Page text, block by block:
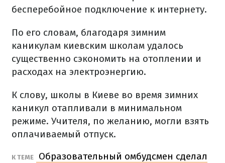
бесперебойное подключение к интернету.
По его словам, благодаря зимним
каникулам киевским школам удалось
существенно сэкономить на отоплении и
расходах на электроэнергию.
К слову, школы в Киеве во время зимних
каникул отапливали в минимальном
режиме. Учителя, по желанию, могли взять
оплачиваемый отпуск.
К ТЕМЕ
Образовательный омбудсмен сделал